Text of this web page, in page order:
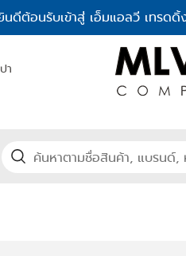
นดีต้อนรับเข้าสู่ เอ็มแอลวี เทรด
า